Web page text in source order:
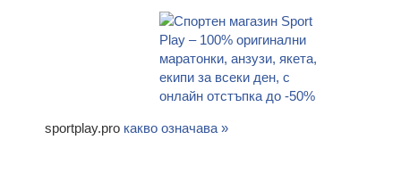
sportplay.pro какво означава »